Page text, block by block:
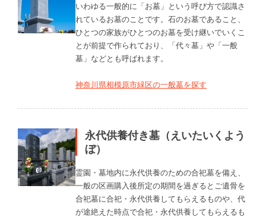
いわゆる一般的に「お墓」という呼び方で認識さ
れているお墓のことです。石のお墓であること、
ひとつの家族がひとつのお墓を受け継いでいくこ
とが前提で作られており、「代々墓」や「一般
墓」などとも呼ばれます。
神奈川県相模原市緑区の一般墓を探す
永代供養付き墓（えいたいくよう
ぼ）
霊園・墓地内に永代供養のための合祀墓を備え、
一般の区画購入後所定の期間を過ぎるとご遺骨を
合祀墓に合祀・永代供養してもらえるものや、代
が途絶えた時点で合祀・永代供養してもらえるも